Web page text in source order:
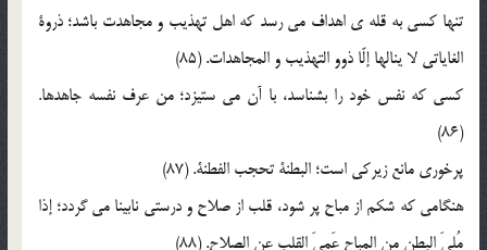
تنها کسي به قله ي اهداف مي رسد که اهل تهذيب و مجاهدت باشد؛ ذروة
الغاياتي لا ينالها إلّا ذوو التهذيب و المجاهدات. (85)
کسي که نفس خود را بشناسد، با آن مي ستيزد؛ من عرف نفسه جاهدها.
(86)
پرخوري مانع زيرکي است؛ البطنة تحجب الفطنة. (87)
هنگامي که شکم از مباح پر شود، قلب از صلاح و درستي نابينا مي گردد؛ إذا
مُلِيَ البطن من المباح عَمِيَ القلب عن الصلاح. (88)